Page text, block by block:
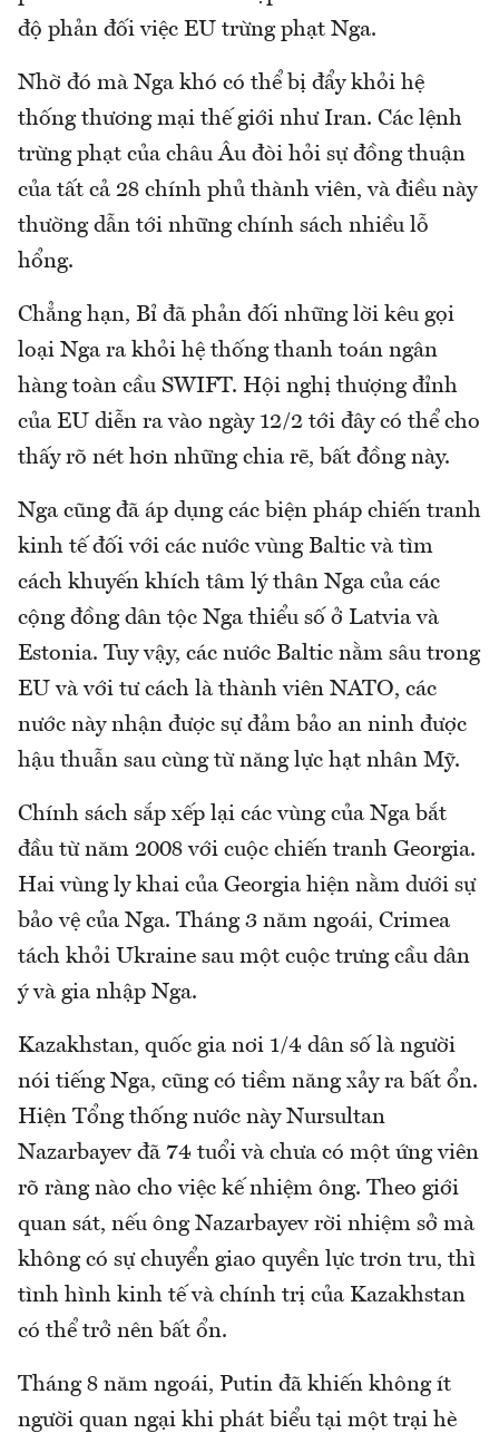
độ phản đối việc EU trừng phạt Nga.
Nhờ đó mà Nga khó có thể bị đẩy khỏi hệ
thống thương mại thế giới như Iran. Các lệnh
trừng phạt của châu Âu đòi hỏi sự đồng thuận
của tất cả 28 chính phủ thành viên, và điều này
thường dẫn tới những chính sách nhiều lỗ
hổng.
Chẳng hạn, Bỉ đã phản đối những lời kêu gọi
loại Nga ra khỏi hệ thống thanh toán ngân
hàng toàn cầu SWIFT. Hội nghị thượng đỉnh
của EU diễn ra vào ngày 12/2 tới đây có thể cho
thấy rõ nét hơn những chia rẽ, bất đồng này.
Nga cũng đã áp dụng các biện pháp chiến tranh
kinh tế đối với các nước vùng Baltic và tìm
cách khuyến khích tâm lý thân Nga của các
cộng đồng dân tộc Nga thiểu số ở Latvia và
Estonia. Tuy vậy, các nước Baltic nằm sâu trong
EU và với tư cách là thành viên NATO, các
nước này nhận được sự đảm bảo an ninh được
hậu thuẫn sau cùng từ năng lực hạt nhân Mỹ.
Chính sách sắp xếp lại các vùng của Nga bắt
đầu từ năm 2008 với cuộc chiến tranh Georgia.
Hai vùng ly khai của Georgia hiện nằm dưới sự
bảo vệ của Nga. Tháng 3 năm ngoái, Crimea
tách khỏi Ukraine sau một cuộc trưng cầu dân
ý và gia nhập Nga.
Kazakhstan, quốc gia nơi 1/4 dân số là người
nói tiếng Nga, cũng có tiềm năng xảy ra bất ổn.
Hiện Tổng thống nước này Nursultan
Nazarbayev đã 74 tuổi và chưa có một ứng viên
rõ ràng nào cho việc kế nhiệm ông. Theo giới
quan sát, nếu ông Nazarbayev rời nhiệm sở mà
không có sự chuyển giao quyền lực trơn tru, thì
tình hình kinh tế và chính trị của Kazakhstan
có thể trở nên bất ổn.
Tháng 8 năm ngoái, Putin đã khiến không ít
người quan ngại khi phát biểu tại một trại hè